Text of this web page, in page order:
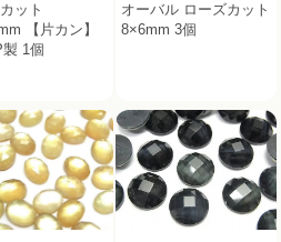
ット
【片カン】
製 1個
オーバル ローズカット
8×6mm 3個